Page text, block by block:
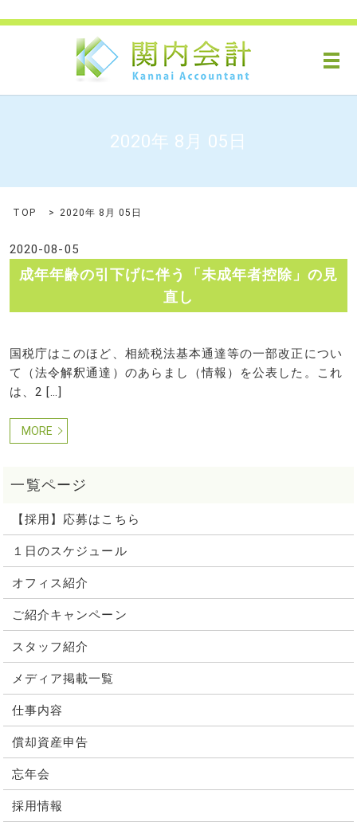
メ
2020年 8月 05日
TOP 2020年 8月 05日
2020-08-05
成年年齢の引下げに伴う「未成年者控除」の見
直し
国税庁はこのほど、相続税法基本通達等の一部改正につい
て（法令解釈通達）のあらまし（情報）を公表した。これ
は、2 […]
MORE
【採用】応募はこちら
１日のスケジュール
オフィス紹介
ご紹介キャンペーン
スタッフ紹介
メディア掲載一覧
仕事内容
償却資産申告
忘年会
採用情報